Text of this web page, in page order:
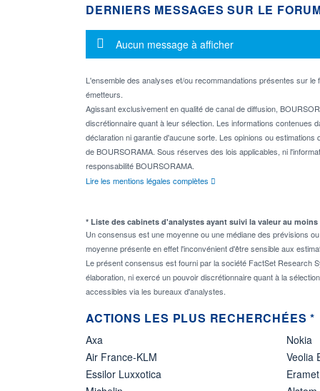
DERNIERS MESSAGES SUR LE
Message d'information
Aucun message à afficher
L'ensemble des analyses et/ou recommandations présentes sur
émetteurs.
Agissant exclusivement en qualité de canal de diffusion,
discrétionnaire quant à leur sélection. Les informations
déclaration ni garantie d'aucune sorte. Les opinions ou
de BOURSORAMA. Sous réserves des lois applicables, ni
responsabilité BOURSORAMA.
Lire les mentions légales complètes
* Liste des cabinets d'analystes ayant suivi la valeur au
Un consensus est une moyenne ou une médiane des prévisions
moyenne présente en effet l'inconvénient d'être sensible aux
Le présent consensus est fourni par la société FactSet Research
élaboration, ni exercé un pouvoir discrétionnaire quant à la
accessibles via les bureaux d'analystes.
ACTIONS LES PLUS RECHERCHÉES *
Axa
Air France-KLM
Essilor Luxxotica
Nokia
Veolia
Eramet